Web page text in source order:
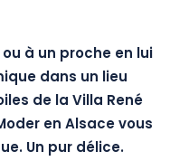
à un proche en lui
dans un lieu
de la Villa René
en Alsace vous
Un pur délice.